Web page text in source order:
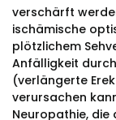
verschärft
ischämische
plötzlichem
Anfälligkeit
(verlängerte
verursachen
Neuropathie,